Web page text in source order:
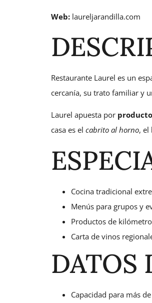
Web: laureljarandilla.com
Restaurante Laurel es un
cercanía, su trato familiar y
Laurel apuesta por
casa es el cabrito al horno, el
Cocina tradicional
Menús para grupos y
Productos de
Carta de vinos
DATOS
Capacidad para más